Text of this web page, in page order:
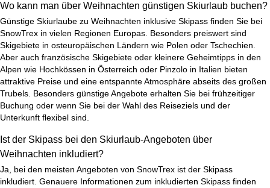
Wo kann man über Weihnachten günstigen Skiurlaub buchen?
Günstige Skiurlaube zu Weihnachten inklusive Skipass finden Sie bei
SnowTrex in vielen Regionen Europas. Besonders preiswert sind
Skigebiete in osteuropäischen Ländern wie Polen oder Tschechien.
Aber auch französische Skigebiete oder kleinere Geheimtipps in den
Alpen wie Hochkössen in Österreich oder Pinzolo in Italien bieten
attraktive Preise und eine entspannte Atmosphäre abseits des großen
Trubels. Besonders günstige Angebote erhalten Sie bei frühzeitiger
Buchung oder wenn Sie bei der Wahl des Reiseziels und der
Unterkunft flexibel sind.
Ist der Skipass bei den Skiurlaub-Angeboten über
Weihnachten inkludiert?
Ja, bei den meisten Angeboten von SnowTrex ist der Skipass
inkludiert. Genauere Informationen zum inkludierten Skipass finden